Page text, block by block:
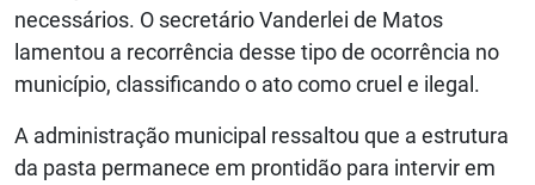
necessários. O secretário Vanderlei de Matos
lamentou a recorrência desse tipo de ocorrência no
município, classificando o ato como cruel e ilegal.
A administração municipal ressaltou que a estrutura
da pasta permanece em prontidão para intervir em